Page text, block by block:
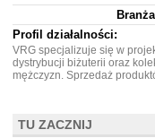
Profil działalności:
VRG specjalizuje się w
dystrybucji biżuterii oraz
mężczyzn. Sprzedaż
TU ZACZNIJ